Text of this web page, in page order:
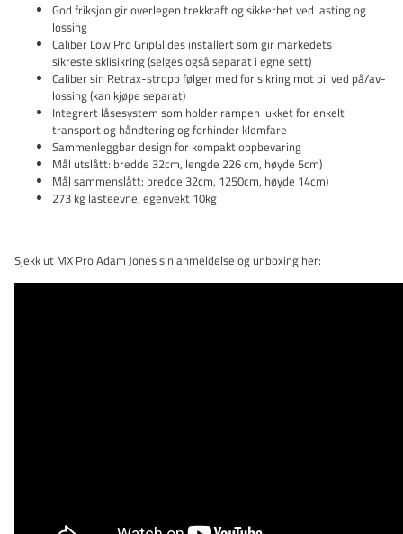
God friksjon gir overlegen trekkraft og sikkerhet ved lasting og
lossing
Caliber Low Pro GripGlides installert som gir markedets
sikreste sklisikring (selges også separat i egne sett)
Caliber sin Retrax-stropp følger med for sikring mot bil ved på/av-
lossing (kan kjøpe separat)
Integrert låsesystem som holder rampen lukket for enkelt
transport og håndtering og forhinder klemfare
Sammenleggbar design for kompakt oppbevaring
Mål utslått: bredde 32cm, lengde 226 cm, høyde 5cm)
Mål sammenslått: bredde 32cm, 1250cm, høyde 14cm)
273 kg lasteevne, egenvekt 10kg
Sjekk ut MX Pro Adam Jones sin anmeldelse og unboxing her: